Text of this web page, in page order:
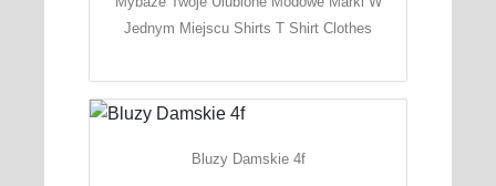
Jednym Miejscu Shirts T Shirt Clothes
Bluzy Damskie 4f